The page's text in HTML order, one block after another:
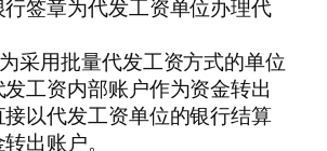
签章为代发工资单位办理代
采用批量代发工资方式的单位
工资内部账户作为资金转出
以代发工资单位的银行结算
出账户。